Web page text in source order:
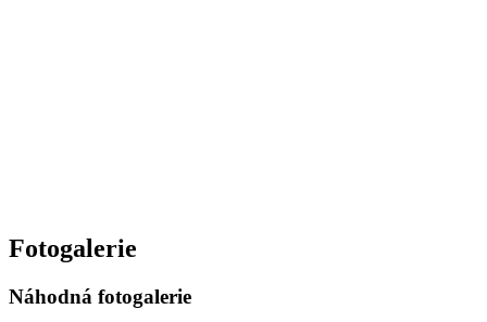
Fotogalerie
Náhodná fotogalerie